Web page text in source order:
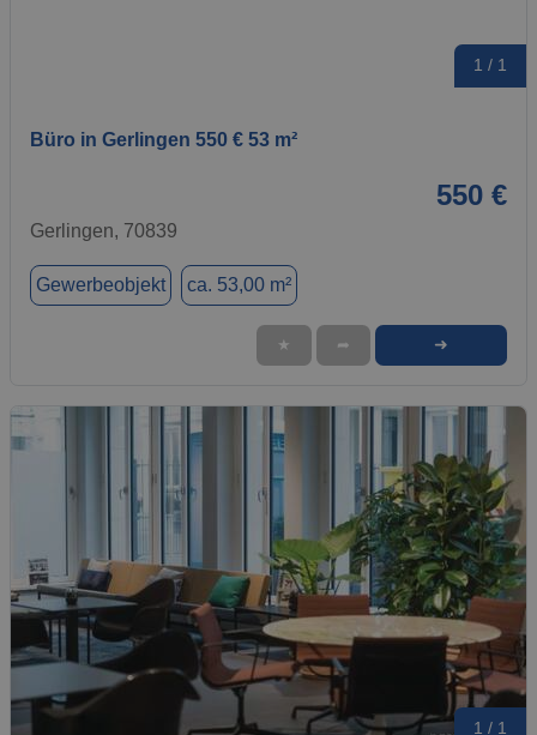
1 / 1
Büro in Gerlingen 550 € 53 m²
550 €
Gerlingen, 70839
Gewerbeobjekt ca. 53,00 m²
★ ➦ ➜
1 / 1